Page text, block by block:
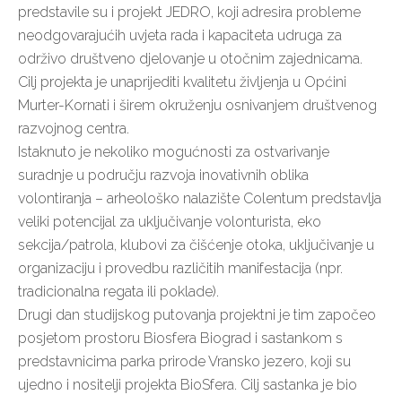
predstavile su i projekt JEDRO, koji adresira probleme
neodgovarajućih uvjeta rada i kapaciteta udruga za
održivo društveno djelovanje u otočnim zajednicama.
Cilj projekta je unaprijediti kvalitetu življenja u Općini
Murter-Kornati i širem okruženju osnivanjem društvenog
razvojnog centra.
Istaknuto je nekoliko mogućnosti za ostvarivanje
suradnje u području razvoja inovativnih oblika
volontiranja – arheološko nalazište Colentum predstavlja
veliki potencijal za uključivanje volonturista, eko
sekcija/patrola, klubovi za čišćenje otoka, uključivanje u
organizaciju i provedbu različitih manifestacija (npr.
tradicionalna regata ili poklade).
Drugi dan studijskog putovanja projektni je tim započeo
posjetom prostoru Biosfera Biograd i sastankom s
predstavnicima parka prirode Vransko jezero, koji su
ujedno i nositelji projekta BioSfera. Cilj sastanka je bio